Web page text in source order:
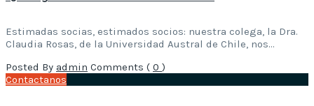
Estimadas socias, estimados socios: nuestra colega, la Dra.
Claudia Rosas, de la Universidad Austral de Chile, nos…
Posted By admin Comments ( 0 )
Contactanos